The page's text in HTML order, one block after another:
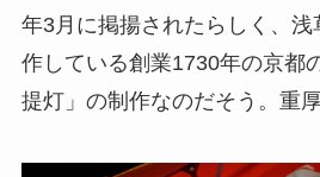
年3月に掲揚されたらしく、浅
作している創業1730年の京都
提灯」の制作なのだそう。重